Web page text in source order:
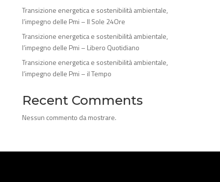
Transizione energetica e sostenibilità ambientale,
l’impegno delle Pmi – Il Sole 24Ore
Transizione energetica e sostenibilità ambientale,
l’impegno delle Pmi – Libero Quotidiano
Transizione energetica e sostenibilità ambientale,
l’impegno delle Pmi – il Tempo
Recent Comments
Nessun commento da mostrare.